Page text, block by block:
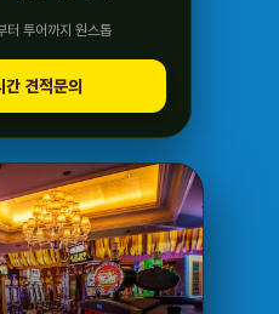
터 투어까지 원스톱
간 견적문의